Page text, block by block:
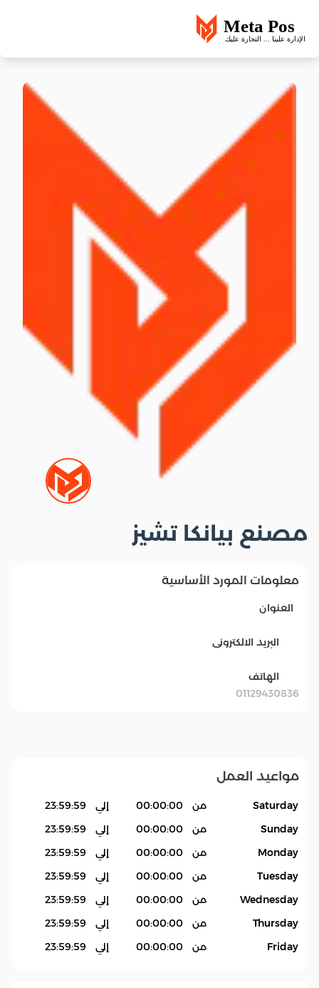
مصنع بيانكا تشيز
معلومات المورد الأساسية
العنوان
البريد الالكترونى
الهاتف
01129430836
مواعيد العمل
Saturday من 00:00:00 إلي
23:59:59
Sunday
من 00:00:00 إلي
23:59:59
Monday
من 00:00:00 إلي
23:59:59
Tuesday
من 00:00:00 إلي
23:59:59
Wednesday
من 00:00:00 إلي
23:59:59
Thursday
من 00:00:00 إلي
23:59:59
Friday
من 00:00:00 إلي 23:59:59